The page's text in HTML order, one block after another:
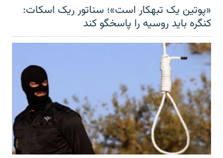
«پوتین یک تبهکار است»؛ سناتور ریک اسکات:
کنگره باید روسیه را پاسخگو کند